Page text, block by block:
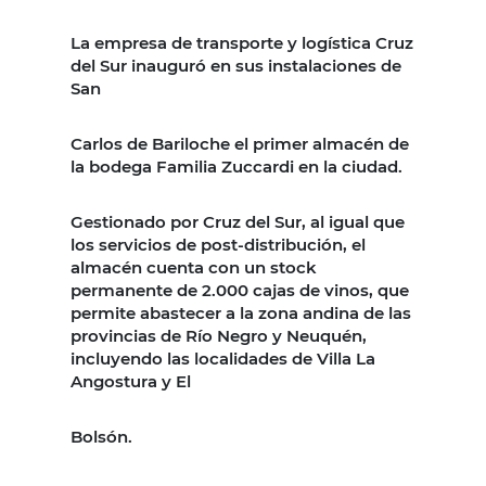
La empresa de transporte y logística Cruz
del Sur inauguró en sus instalaciones de
San
Carlos de Bariloche el primer almacén de
la bodega Familia Zuccardi en la ciudad.
Gestionado por Cruz del Sur, al igual que
los servicios de post-distribución, el
almacén cuenta con un stock
permanente de 2.000 cajas de vinos, que
permite abastecer a la zona andina de las
provincias de Río Negro y Neuquén,
incluyendo las localidades de Villa La
Angostura y El
Bolsón.